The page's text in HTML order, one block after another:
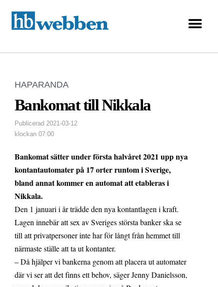
HAPARANDA
Bankomat till Nikkala
Publicerad 2021-03-12
klockan 07:00
Bankomat sätter under första halvåret 2021 upp nya
kontantautomater på 17 orter runtom i Sverige,
bland annat kommer en automat att etableras i
Nikkala.
Den 1 januari i år trädde den nya kontantlagen i kraft.
Lagen innebär att sex av Sveriges största banker ska se
till att privatpersoner inte har för långt från hemmet till
närmaste ställe att ta ut kontanter.
– Då hjälper vi bankerna genom att placera ut automater
där vi ser att det finns ett behov, säger Jenny Danielsson,